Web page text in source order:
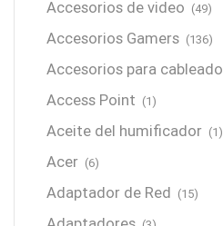
Accesorios de video (49)
Accesorios Gamers (136)
Accesorios para cableado
Access Point (1)
Aceite del humificador (1)
Acer (6)
Adaptador de Red (15)